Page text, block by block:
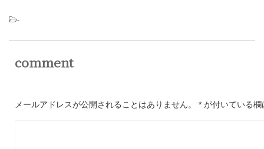
-
comment
メールアドレスが公開されることはありません。 * が付いている